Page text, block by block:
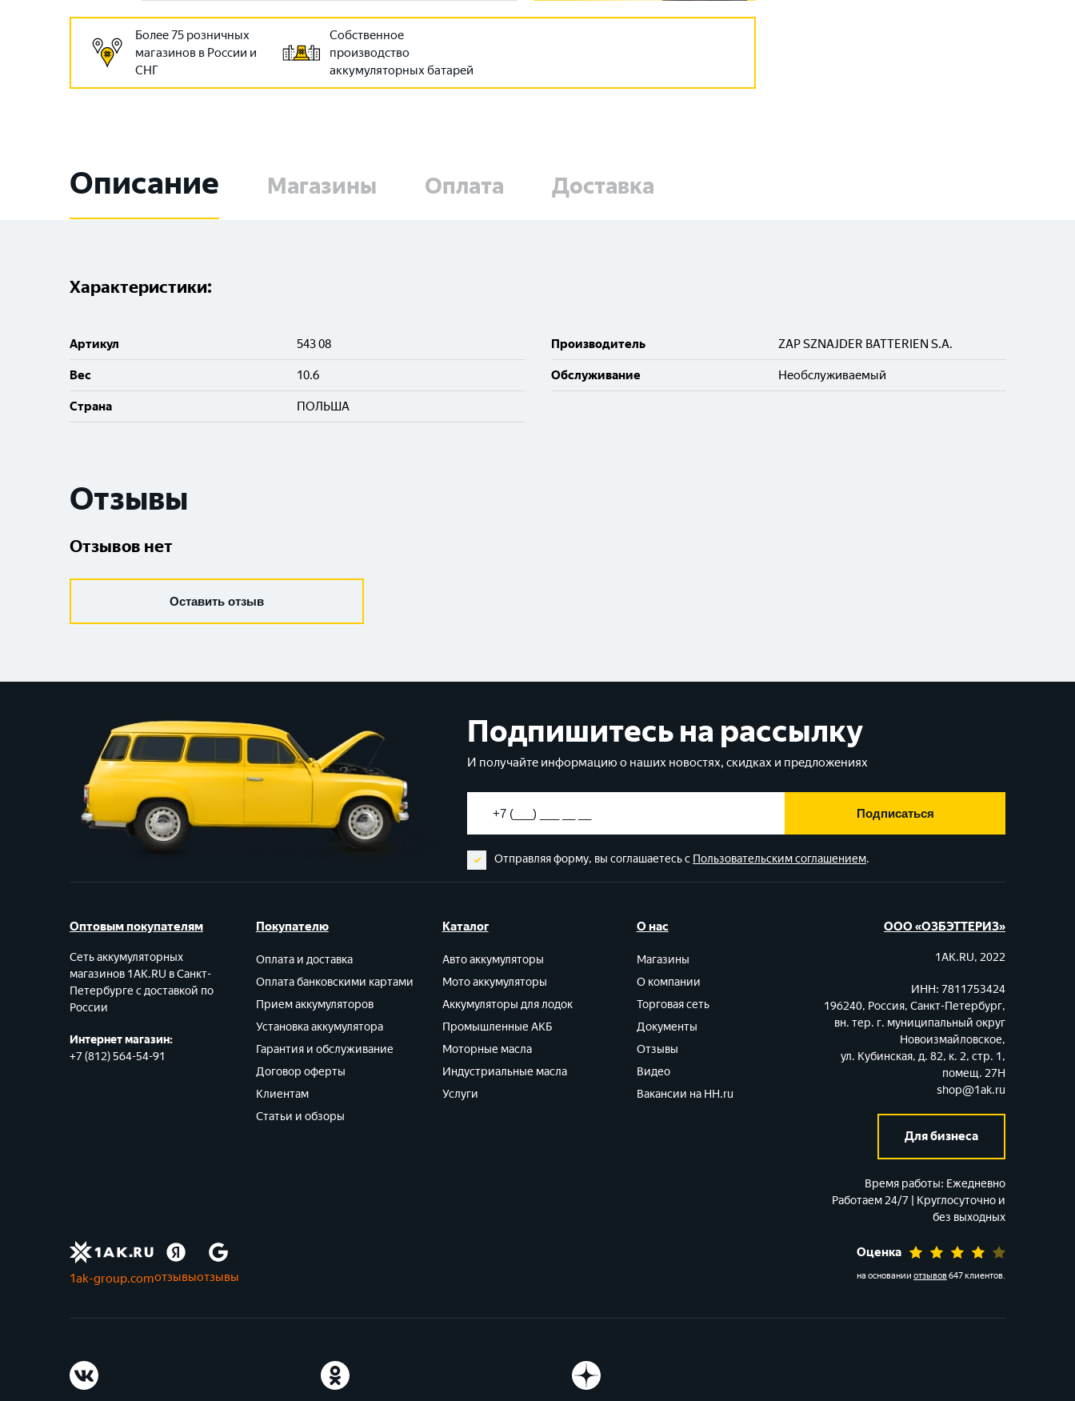
Более 75 розничных
магазинов в России и
СНГ
Собственное
производство
аккумуляторных батарей
Описание Магазины Оплата Доставка
Характеристики:
Артикул 543 08
Вес 10.6
Cтрана ПОЛЬША
Производитель ZAP SZNAJDER BATTERIEN S.A.
Обслуживание Необслуживаемый
Отзывы
Отзывов нет
Оставить отзыв
Подпишитесь на рассылку
И получайте информацию о наших новостях, скидках и предложениях
Подписаться
Отправляя форму, вы соглашаетесь с Пользовательским соглашением.
Оптовым покупателям
Сеть аккумуляторных
магазинов 1AK.RU в Санкт-
Петербурге с доставкой по
России
Интернет магазин:
+7 (812) 564-54-91
Покупателю
Оплата и доставка
Оплата банковскими картами
Прием аккумуляторов
Установка аккумулятора
Гарантия и обслуживание
Договор оферты
Клиентам
Статьи и обзоры
Каталог
Авто аккумуляторы
Мото аккумуляторы
Аккумуляторы для лодок
Промышленные АКБ
Моторные масла
Индустриальные масла
Услуги
О нас
Магазины
О компании
Торговая сеть
Документы
Отзывы
Видео
Вакансии на HH.ru
ООО «ОЗБЭТТЕРИЗ»
1AK.RU, 2022
ИНН: 7811753424
196240, Россия, Санкт-Петербург,
вн. тер. г. муниципальный округ
Новоизмайловское,
ул. Кубинская, д. 82, к. 2, стр. 1,
помещ. 27Н
shop@1ak.ru
Для бизнеса
Время работы: Ежедневно
Работаем 24/7 | Круглосуточно и
без выходных
1ak-group.comотзывыотзывы
Оценка
на основании отзывов647 клиентов.
Санкт-Петербург
Смоленск